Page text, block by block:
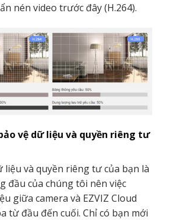
nén video trước đây (H.264).
vệ dữ liệu và quyền riêng tư
liệu và quyền riêng tư của bạn là
đầu của chúng tôi nên việc
giữa camera và EZVIZ Cloud
từ đầu đến cuối. Chỉ có bạn mới